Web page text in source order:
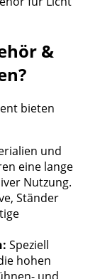
&
bieten
und
eine lange
Nutzung.
Ständer
Speziell
hohen
und